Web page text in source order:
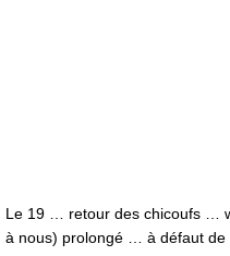
Le 19 … retour des chicoufs …
à nous) prolongé … à défaut de